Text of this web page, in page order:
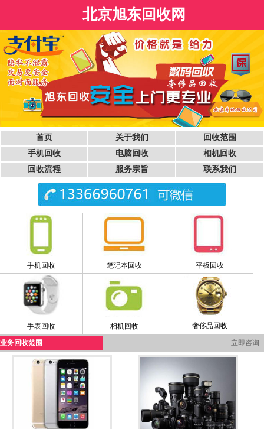
北京旭东回收网
首页 关于我们
回收范围
手机回收
电脑回收
相机回收
回收流程
服务宗旨 联系我们
手机回收 笔记本回收 平板回收
手表回收 相机回收 奢侈品回收
业务回收范围 立即咨询